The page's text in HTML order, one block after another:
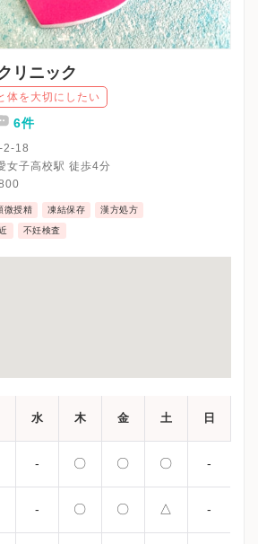
リニック
体を大切にしたい
6件
2-18
女子高校駅 徒歩4分
微授精 凍結保存 漢方処方
不妊検査
水 木 金 土 日
- 〇 〇 〇 -
- 〇 〇 △ -